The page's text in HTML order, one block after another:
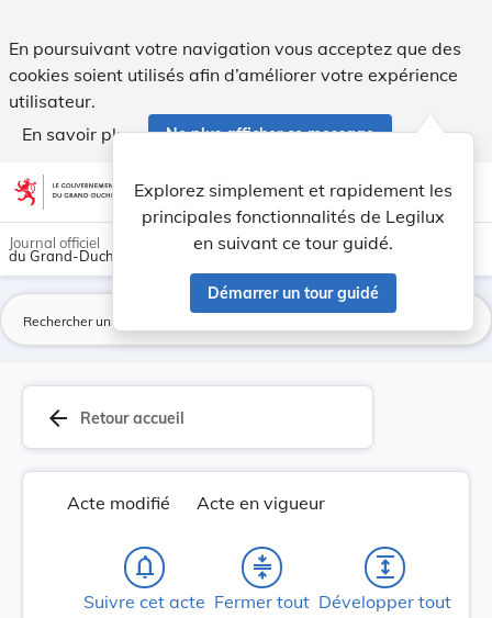
En poursuivant votre navigation vous acceptez que des
cookies soient utilisés afin d’améliorer votre expérience
utilisateur.
En savoir plus
Ne plus afficher ce message
Aller au contenu account_circle help Aide
Explorez simplement et rapidement les
principales fonctionnalités de Legilux
en suivant ce tour guidé.
Démarrer un tour guidé
light_mode dark_mode
Journal officiel
du Grand-Duché de Luxembourg
arrow_back Retour accueil
Acte modifié Acte en vigueur
notifications_none
Suivre cet acte
compress
Fermer tout
expand
Développer tout